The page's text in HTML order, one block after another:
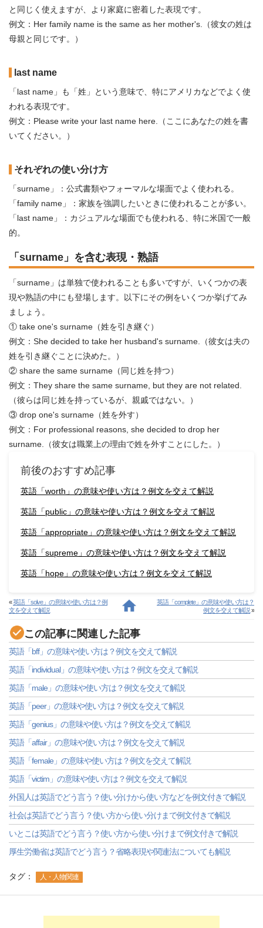
と同じく使えますが、より家庭に密着した表現です。
例文：Her family name is the same as her mother's.（彼女の姓は
母親と同じです。）
last name
「last name」も「姓」という意味で、特にアメリカなどでよく使
われる表現です。
例文：Please write your last name here.（ここにあなたの姓を書
いてください。）
それぞれの使い分け方
「surname」：公式書類やフォーマルな場面でよく使われる。
「family name」：家族を強調したいときに使われることが多い。
「last name」：カジュアルな場面でも使われる、特に米国で一般
的。
「surname」を含む表現・熟語
「surname」は単独で使われることも多いですが、いくつかの表
現や熟語の中にも登場します。以下にその例をいくつか挙げてみ
ましょう。
① take one's surname（姓を引き継ぐ）
例文：She decided to take her husband's surname.（彼女は夫の
姓を引き継ぐことに決めた。）
② share the same surname（同じ姓を持つ）
例文：They share the same surname, but they are not related.
（彼らは同じ姓を持っているが、親戚ではない。）
③ drop one's surname（姓を外す）
例文：For professional reasons, she decided to drop her
surname.（彼女は職業上の理由で姓を外すことにした。）
前後のおすすめ記事
英語「worth」の意味や使い方は？例文を交えて解説
英語「public」の意味や使い方は？例文を交えて解説
英語「appropriate」の意味や使い方は？例文を交えて解説
英語「supreme」の意味や使い方は？例文を交えて解説
英語「hope」の意味や使い方は？例文を交えて解説
«英語「solve」の意味や使い方は？例
文を交えて解説
英語「complete」の意味や使い方は？
例文を交えて解説»
この記事に関連した記事
英語「bff」の意味や使い方は？例文を交えて解説
英語「individual」の意味や使い方は？例文を交えて解説
英語「male」の意味や使い方は？例文を交えて解説
英語「peer」の意味や使い方は？例文を交えて解説
英語「genius」の意味や使い方は？例文を交えて解説
英語「affair」の意味や使い方は？例文を交えて解説
英語「female」の意味や使い方は？例文を交えて解説
英語「victim」の意味や使い方は？例文を交えて解説
外国人は英語でどう言う？使い分けから使い方などを例文付きで解説
社会は英語でどう言う？使い方から使い分けまで例文付きで解説
いとこは英語でどう言う？使い方から使い分けまで例文付きで解説
厚生労働省は英語でどう言う？省略表現や関連法についても解説
タグ： 人・人物関連